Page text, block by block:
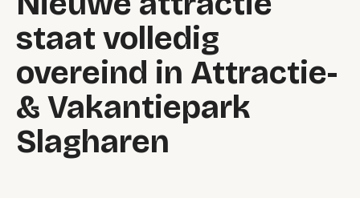
staat volledig
overeind in Attractie-
& Vakantiepark
Slagharen